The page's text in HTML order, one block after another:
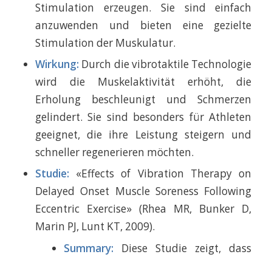
Stimulation erzeugen. Sie sind einfach
anzuwenden und bieten eine gezielte
Stimulation der Muskulatur.
Wirkung: Durch die vibrotaktile Technologie
wird die Muskelaktivität erhöht, die
Erholung beschleunigt und Schmerzen
gelindert. Sie sind besonders für Athleten
geeignet, die ihre Leistung steigern und
schneller regenerieren möchten.
Studie: «Effects of Vibration Therapy on
Delayed Onset Muscle Soreness Following
Eccentric Exercise» (Rhea MR, Bunker D,
Marin PJ, Lunt KT, 2009).
Summary: Diese Studie zeigt, dass